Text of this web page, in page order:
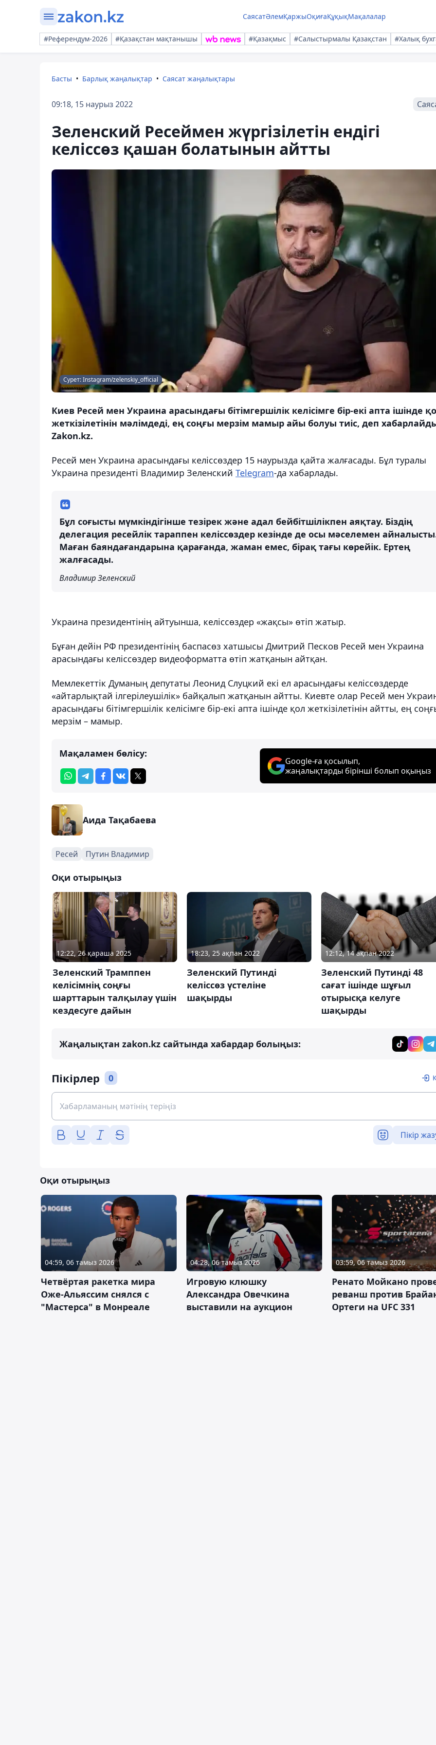
СаясатӘлемҚаржыОқиғаҚұқықМақалалар
#Референдум-2026 #Қазақстан мақтанышы #Қазақмыс #Салыстырмалы Қазақстан #Халық
Басты Барлық жаңалықтар Саясат жаңалықтары
09:18, 15 наурыз 2022
Зеленский Ресеймен жүргізілетін ендігі
келіссөз қашан болатынын айтты
Сурет: Instagram/zelenskiy_official
Киев Ресей мен Украина арасындағы бітімгершілік келісімге бір-екі апта ішінде
жеткізілетінін мәлімдеді, ең соңғы мерзім мамыр айы болуы тиіс, деп
Zakon.kz.
Ресей мен Украина арасындағы келіссөздер 15 наурызда қайта жалғасады. Бұл туралы
Украина президенті Владимир Зеленский Telegram-да хабарлады.
Бұл соғысты мүмкіндігінше тезірек және адал бейбітшілікпен аяқтау. Біздің
делегация ресейлік тараппен келіссөздер кезінде де осы мәселемен
Маған баяндағандарына қарағанда, жаман емес, бірақ тағы көрейік. Ертең
жалғасады.
Владимир Зеленский
Украина президентінің айтуынша, келіссөздер «жақсы» өтіп жатыр.
Бұған дейін РФ президентінің баспасөз хатшысы Дмитрий Песков Ресей мен Украина
арасындағы келіссөздер видеоформатта өтіп жатқанын айтқан.
Мемлекеттік Думаның депутаты Леонид Слуцкий екі ел арасындағы келіссөздерде
«айтарлықтай ілгерілеушілік» байқалып жатқанын айтты. Киевте олар Ресей мен
арасындағы бітімгершілік келісімге бір-екі апта ішінде қол жеткізілетінін айтты, ең
мерзім – мамыр.
Мақаламен бөлісу:
Google-ға қосылып,
жаңалықтарды бірінші болып оқыңыз
Аида Тақабаева
Ресей Путин Владимир
Оқи отырыңыз
12:22, 26 қараша 2025
Зеленский Трамппен
келісімнің соңғы
шарттарын талқылау үшін
кездесуге дайын
18:23, 25 ақпан 2022
Зеленский Путинді
келіссөз үстеліне
шақырды
12:12, 14 ақпан 2022
Зеленский Путинді 48
сағат ішінде шұғыл
отырысқа келуге
шақырды
Жаңалықтан zakon.kz сайтында хабардар болыңыз:
Пікірлер 0
Пікір
Оқи отырыңыз
04:59, 06 тамыз 2026
Четвёртая ракетка мира
Оже-Альяссим снялся с
"Мастерса" в Монреале
04:28, 06 тамыз 2026
Игровую клюшку
Александра Овечкина
выставили на аукцион
03:59, 06 тамыз 2026
Ренато Мойкано
реванш против
Ортеги на UFC 331